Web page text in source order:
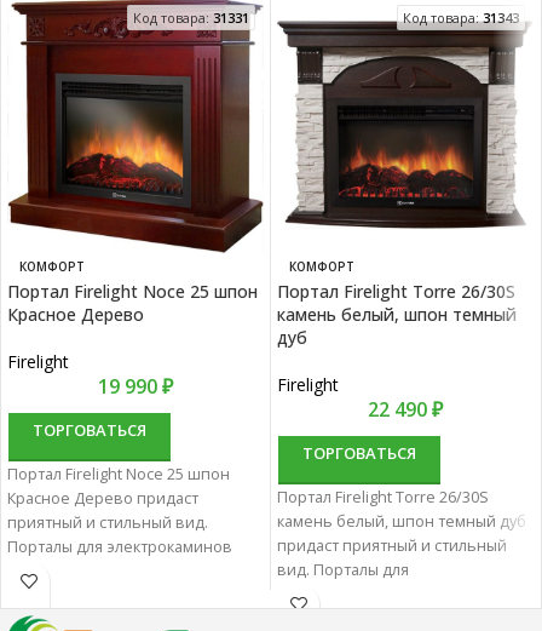
Код товара: 31331
КОМФОРТ
Портал Firelight Noce 25 шпон
Красное Дерево
Firelight
19 990₽
ТОРГОВАТЬСЯ
Портал Firelight Noce 25 шпон
Красное Дерево придаст
приятный и стильный вид.
Порталы для электрокаминов
характеризуются отменным
качеством и надежностью.
Код товара:31343
КОМФОРТ
Портал Firelight Torre 26/30S
камень белый, шпон темный
дуб
Firelight
22 490₽
ТОРГОВАТЬСЯ
Портал Firelight Torre 26/30S
камень белый, шпон темный дуб
придаст приятный и стильный
вид. Порталы для
электрокаминов